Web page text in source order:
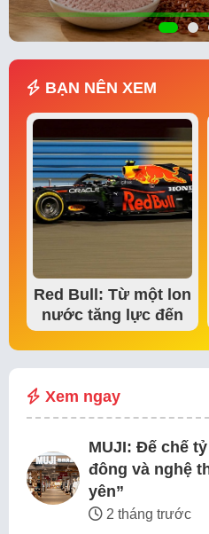
BẠN NÊN XEM
Red Bull: Từ một lon
nước tăng lực đến
đế chế thể…
Xem ngay
MUJI: Đế chế
đông và nghệ
yên”
2 tháng trước